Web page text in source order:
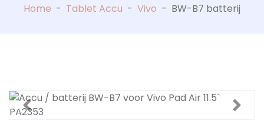
Home - Tablet Accu - Vivo - BW-B7 batterij